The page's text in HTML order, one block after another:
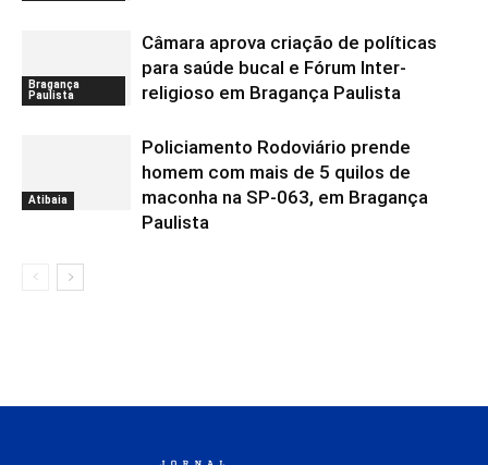
Bragança
Paulista
Câmara aprova criação de políticas
para saúde bucal e Fórum Inter-
religioso em Bragança Paulista
Atibaia
Policiamento Rodoviário prende
homem com mais de 5 quilos de
maconha na SP-063, em Bragança
Paulista